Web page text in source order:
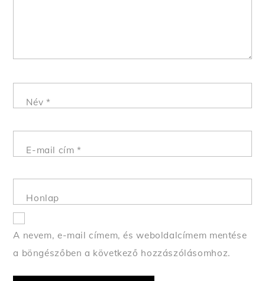
Név *
E-mail cím*
Honlap
A nevem, e-mail címem, és weboldalcímem mentése
a böngészőben a következő hozzászólásomhoz.